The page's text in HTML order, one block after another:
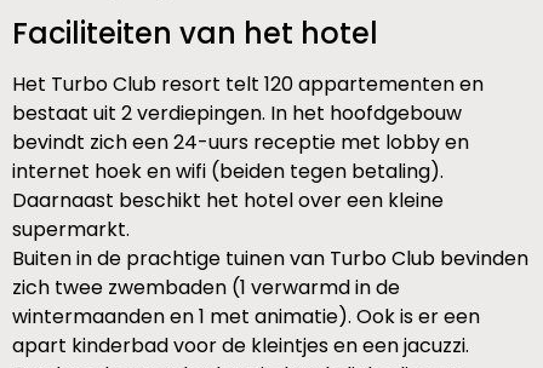
Faciliteiten van het hotel
Het Turbo Club resort telt 120 appartementen en
bestaat uit 2 verdiepingen. In het hoofdgebouw
bevindt zich een 24-uurs receptie met lobby en
internet hoek en wifi (beiden tegen betaling).
Daarnaast beschikt het hotel over een kleine
supermarkt.
Buiten in de prachtige tuinen van Turbo Club bevinden
zich twee zwembaden (1 verwarmd in de
wintermaanden en 1 met animatie). Ook is er een
apart kinderbad voor de kleintjes en een jacuzzi.